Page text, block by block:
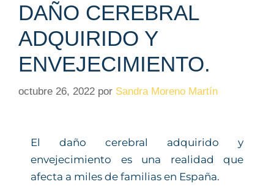
DAÑO CEREBRAL
ADQUIRIDO Y
ENVEJECIMIENTO.
octubre 26, 2022 por Sandra Moreno Martín
El daño cerebral adquirido y
envejecimiento es una realidad que
afecta a miles de familias en España.